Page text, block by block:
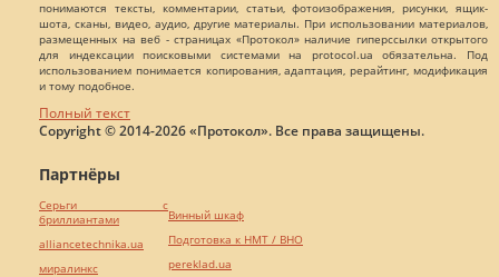
понимаются тексты, комментарии, статьи, фотоизображения, рисунки, ящик-
шота, сканы, видео, аудио, другие материалы. При использовании материалов,
размещенных на веб - страницах «Протокол» наличие гиперссылки открытого
для индексации поисковыми системами на protocol.ua обязательна. Под
использованием понимается копирования, адаптация, рерайтинг, модификация
и тому подобное.
Полный текст
Copyright © 2014-2026 «Протокол». Все права защищены.
Партнёры
Серьги с
бриллиантами
alliancetechnika.ua
миралинкс
Винный шкаф
Подготовка к НМТ / ВНО
pereklad.ua